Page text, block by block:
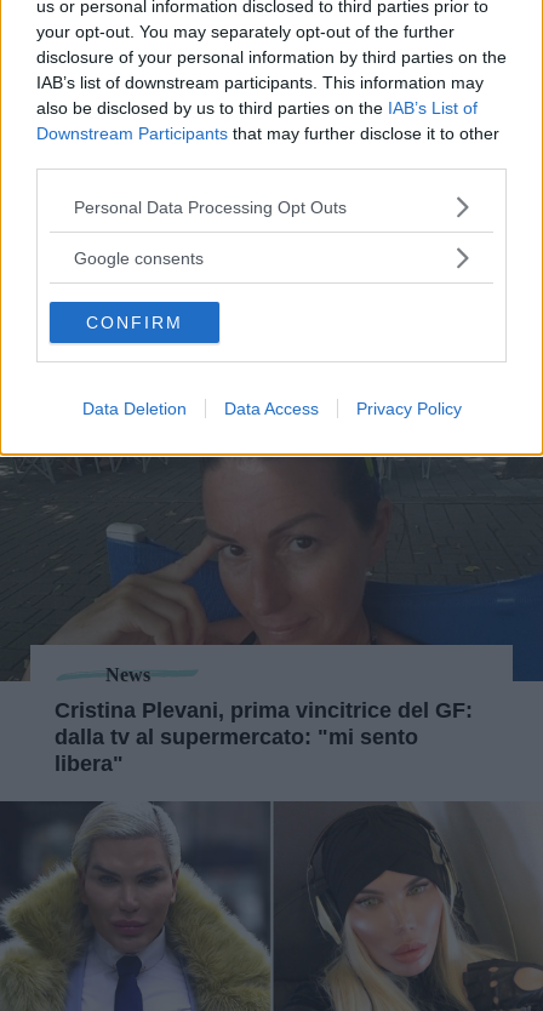
us or personal information disclosed to third parties prior to
your opt-out. You may separately opt-out of the further
disclosure of your personal information by third parties on the
IAB’s list of downstream participants. This information may
also be disclosed by us to third parties on the IAB’s List of
Downstream Participants that may further disclose it to other
Please note that this website/app uses one or more Google
not limited to your visit or usage behaviour. You may click to
use your data for below specified purposes in below Google
consent section.
Personal Data Processing Opt Outs
Google consents
CONFIRM
Data Deletion Data Access Privacy Policy
Speciale Grande Fratello
Cosa ne pensi?
News
Cristina Plevani, prima vincitrice del GF:
dalla tv al supermercato: "mi sento
libera"